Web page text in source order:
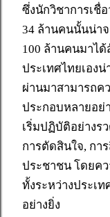
ซึ่งนักวิชาการเชื่
34 ล้านคนนั้นน่า
100 ล้านคนมาไ
ประเทศไทยเอง
ผ่านมาสามารถ
ประกอบหลายอย่
เริ่มปฏิบัติอย่างร
การตัดสินใจ, กา
ประชาชน โดยค
ทั้งระหว่างประเ
อย่างยิ่ง